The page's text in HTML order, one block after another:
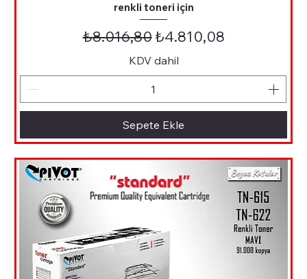
renkli toneri için
Normal Fiyat
₺8.016,80İndirimli Fiyat
₺4.810,08
KDV dahil
Sepete Ekle